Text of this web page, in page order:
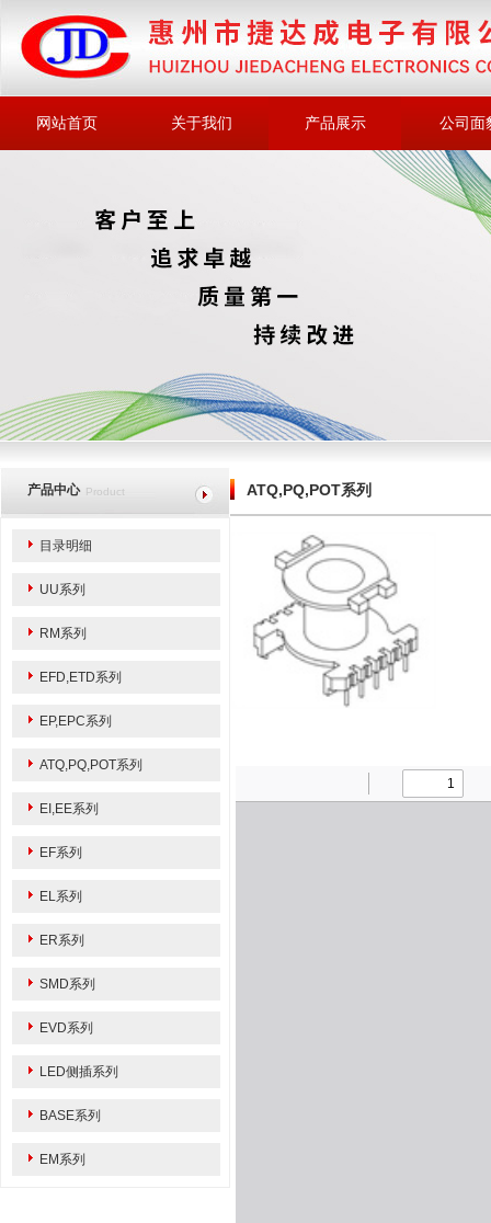
网站首页 关于我们 产品展示 公司面
产品中心 Product
目录明细
UU系列
RM系列
EFD,ETD系列
EP,EPC系列
ATQ,PQ,POT系列
EI,EE系列
EF系列
EL系列
ER系列
SMD系列
EVD系列
LED侧插系列
BASE系列
EM系列
ATQ,PQ,POT系列